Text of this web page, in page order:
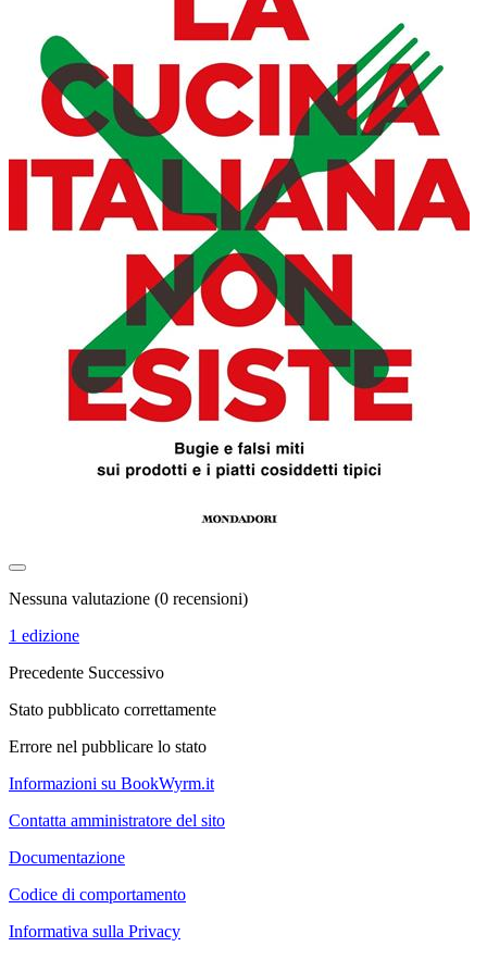
Nessuna valutazione (0 recensioni)
1 edizione
Precedente Successivo
Stato pubblicato correttamente
Errore nel pubblicare lo stato
Informazioni su BookWyrm.it
Contatta amministratore del sito
Documentazione
Codice di comportamento
Informativa sulla Privacy